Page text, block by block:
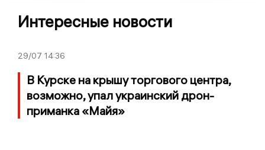
Интересные новости
29/07 14:36
В Курске на крышу торгового центра,
возможно, упал украинский дрон-
приманка «Майя»